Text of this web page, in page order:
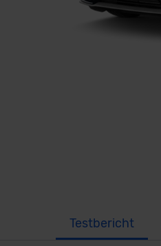
Testbericht